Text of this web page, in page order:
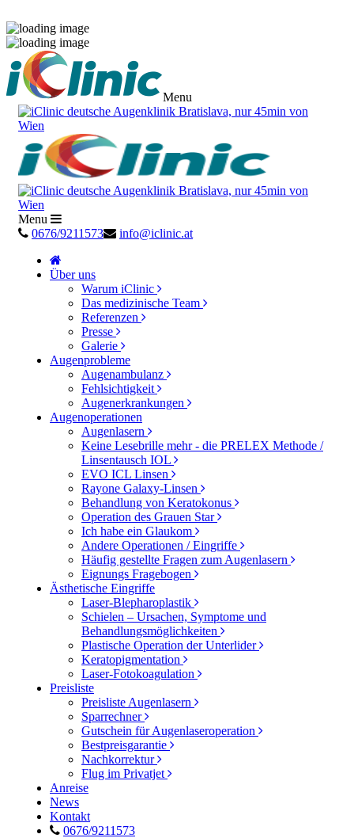
Menu
Menu
0676/9211573
info@iclinic.at
Über uns
Warum iClinic
Das medizinische Team
Referenzen
Presse
Galerie
Augenprobleme
Augenambulanz
Fehlsichtigkeit
Augenerkrankungen
Augenoperationen
Augenlasern
Keine Lesebrille mehr - die PRELEX Methode /
Linsentausch IOL
EVO ICL Linsen
Rayone Galaxy-Linsen
Behandlung von Keratokonus
Operation des Grauen Star
Ich habe ein Glaukom
Andere Operationen / Eingriffe
Häufig gestellte Fragen zum Augenlasern
Eignungs Fragebogen
Ästhetische Eingriffe
Laser-Blepharoplastik
Schielen – Ursachen, Symptome und
Behandlungsmöglichkeiten
Plastische Operation der Unterlider
Keratopigmentation
Laser-Fotokoagulation
Preisliste
Preisliste Augenlasern
Sparrechner
Gutschein für Augenlaseroperation
Bestpreisgarantie
Nachkorrektur
Flug im Privatjet
Anreise
News
Kontakt
0676/9211573